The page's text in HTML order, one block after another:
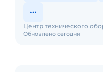
Обновлено сегодня
Центр технического